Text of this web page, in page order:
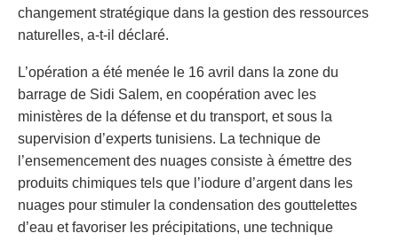
changement stratégique dans la gestion des ressources
naturelles, a-t-il déclaré.
L’opération a été menée le 16 avril dans la zone du
barrage de Sidi Salem, en coopération avec les
ministères de la défense et du transport, et sous la
supervision d’experts tunisiens. La technique de
l’ensemencement des nuages consiste à émettre des
produits chimiques tels que l’iodure d’argent dans les
nuages pour stimuler la condensation des gouttelettes
d’eau et favoriser les précipitations, une technique